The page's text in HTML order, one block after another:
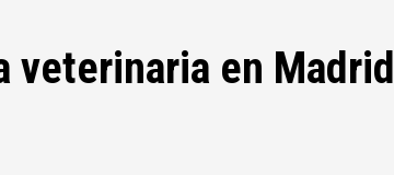
veterinaria en Madrid